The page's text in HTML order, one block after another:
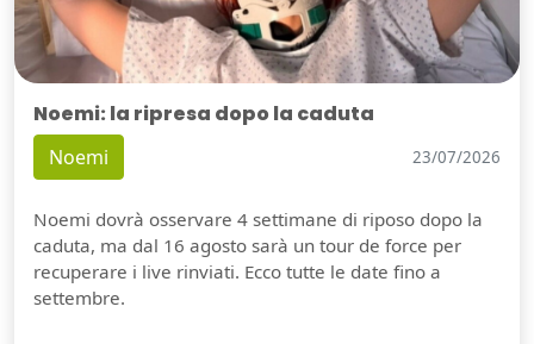
Noemi: la ripresa dopo la caduta
Noemi 23/07/2026
Noemi dovrà osservare 4 settimane di riposo dopo la
caduta, ma dal 16 agosto sarà un tour de force per
recuperare i live rinviati. Ecco tutte le date fino a
settembre.